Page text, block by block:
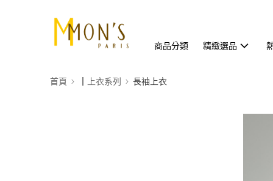
商品分類 精緻選品
首頁 ┃上衣系列 長袖上衣